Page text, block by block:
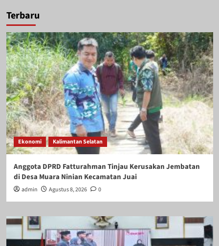
Terbaru
Ekonomi Kalimantan Selatan
Anggota DPRD Fatturahman Tinjau Kerusakan Jembatan
di Desa Muara Ninian Kecamatan Juai
admin Agustus 8, 2026 0